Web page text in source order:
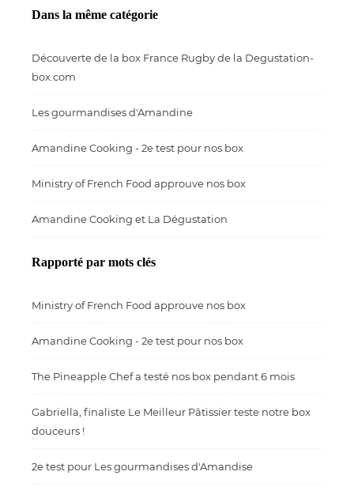
Dans la même catégorie
Découverte de la box France Rugby de la Degustation-
box.com
Les gourmandises d'Amandine
Amandine Cooking - 2e test pour nos box
Ministry of French Food approuve nos box
Amandine Cooking et La Dégustation
Rapporté par mots clés
Ministry of French Food approuve nos box
Amandine Cooking - 2e test pour nos box
The Pineapple Chef a testé nos box pendant 6 mois
Gabriella, finaliste Le Meilleur Pâtissier teste notre box
douceurs !
2e test pour Les gourmandises d'Amandise